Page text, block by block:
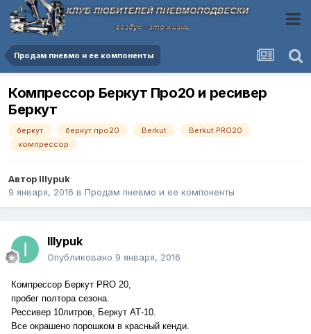
Продам пневмо и ее компоненты
Компрессор Беркут Про20 и ресивер
Беркут
беркут беркут про20 Berkut
Berkut PRO20
компрессор
Автор IIIypuk
9 января, 2016 в Продам пневмо и ее компоненты
IIIypuk
Опубликовано 9 января, 2016
Компрессор Беркут PRO 20,
пробег полтора сезона.
Рессивер 10литров, Беркут АТ-10.
Все окрашено порошком в красный кенди.